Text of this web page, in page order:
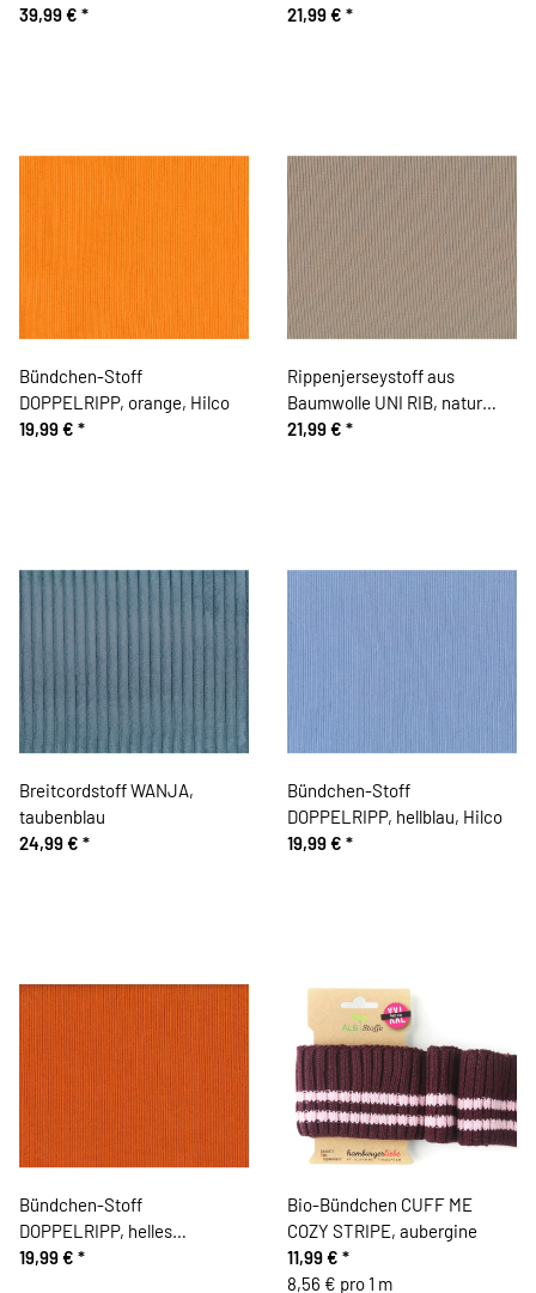
39,99 € *
gedecktes aprikot
21,99 € *
Bündchen-Stoff
DOPPELRIPP, orange, Hilco
19,99 € *
Rippenjerseystoff aus
Baumwolle UNI RIB, natur
dunkel
21,99 € *
Breitcordstoff WANJA,
taubenblau
24,99 € *
Bündchen-Stoff
DOPPELRIPP, hellblau, Hilco
19,99 € *
Bündchen-Stoff
DOPPELRIPP, helles
terracotta, Hilco
19,99 € *
Bio-Bündchen CUFF ME
COZY STRIPE, aubergine
11,99 € *
8,56 € pro 1 m